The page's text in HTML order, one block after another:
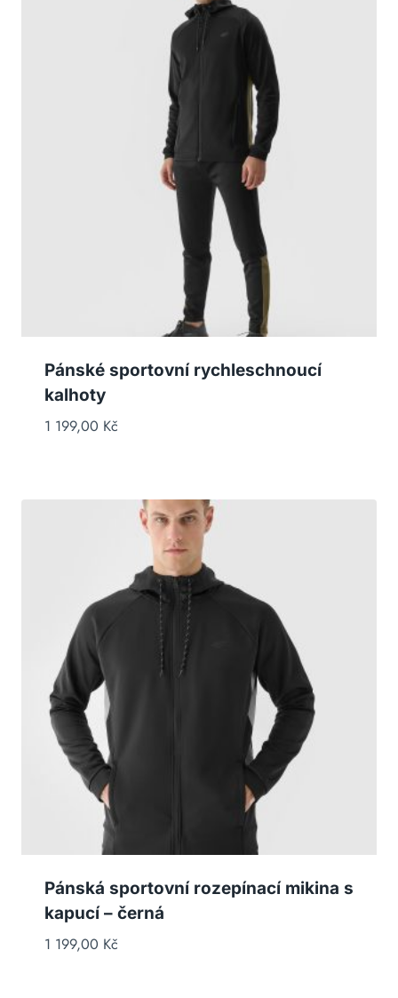
Pánské sportovní rychleschnoucí
kalhoty
1 199,00 Kč
Pánská sportovní rozepínací mikina s
kapucí – černá
1 199,00 Kč